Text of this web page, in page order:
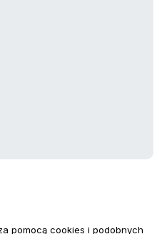
pomocą cookies i podobnych